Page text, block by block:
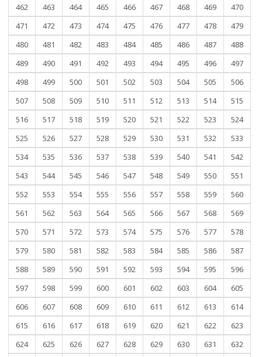
462 463 464 465 466 467 468 469
470
471
472 473 474 475 476 477 478
479
480
481 482 483 484 485 486 487
488
489
490 491 492 493 494 495 496
497
498
499 500 501 502 503 504 505
506
507
508 509 510 511 512 513 514
515
516
517 518 519 520 521 522 523
524
525
526 527 528 529 530 531 532
533
534
535 536 537 538 539 540 541
542
543
544 545 546 547 548 549 550
551
552
553 554 555 556 557 558 559
560
561
562 563 564 565 566 567 568
569
570
571 572 573 574 575 576 577
578
579
580 581 582 583 584 585 586
587
588
589 590 591 592 593 594 595
596
597
598 599 600 601 602 603 604
605
606
607 608 609 610 611 612 613
614
615
616 617 618 619 620 621 622
623
624
625 626 627 628 629 630 631
632